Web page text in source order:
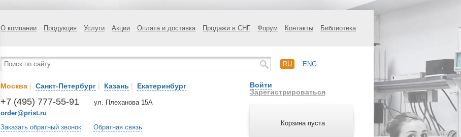
О компании Продукция Услуги Акции Оплата и доставка Продажи в СНГ Форум Контакты Библиотека
RU ENG
Москва | Санкт-Петербург | Казань | Екатеринбург
+7 (495) 777-55-91
order@prist.ru
ул. Плеханова 15А
Заказать обратный звонок Обратная связь
Войти
Зарегистрироваться
Корзина пуста